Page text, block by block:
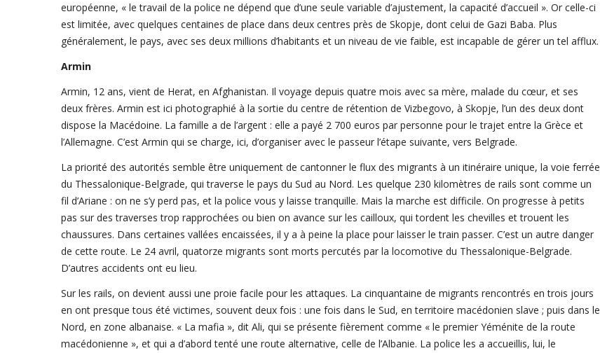
européenne, « le travail de la police ne dépend que d’une seule variable d’ajustement, la capacité d’accueil ». Or celle-ci
est limitée, avec quelques centaines de place dans deux centres près de Skopje, dont celui de Gazi Baba. Plus
généralement, le pays, avec ses deux millions d’habitants et un niveau de vie faible, est incapable de gérer un tel afflux.
Armin
Armin, 12 ans, vient de Herat, en Afghanistan. Il voyage depuis quatre mois avec sa mère, malade du cœur, et ses
deux frères. Armin est ici photographié à la sortie du centre de rétention de Vizbegovo, à Skopje, l’un des deux dont
dispose la Macédoine. La famille a de l’argent : elle a payé 2 700 euros par personne pour le trajet entre la Grèce et
l’Allemagne. C’est Armin qui se charge, ici, d’organiser avec le passeur l’étape suivante, vers Belgrade.
La priorité des autorités semble être uniquement de cantonner le flux des migrants à un itinéraire unique, la voie ferrée
du Thessalonique-Belgrade, qui traverse le pays du Sud au Nord. Les quelque 230 kilomètres de rails sont comme un
fil d’Ariane : on ne s’y perd pas, et la police vous y laisse tranquille. Mais la marche est difficile. On progresse à petits
pas sur des traverses trop rapprochées ou bien on avance sur les cailloux, qui tordent les chevilles et trouent les
chaussures. Dans certaines vallées encaissées, il y a à peine la place pour laisser le train passer. C’est un autre danger
de cette route. Le 24 avril, quatorze migrants sont morts percutés par la locomotive du Thessalonique-Belgrade.
D’autres accidents ont eu lieu.
Sur les rails, on devient aussi une proie facile pour les attaques. La cinquantaine de migrants rencontrés en trois jours
en ont presque tous été victimes, souvent deux fois : une fois dans le Sud, en territoire macédonien slave ; puis dans le
Nord, en zone albanaise. « La mafia », dit Ali, qui se présente fièrement comme « le premier Yéménite de la route
macédonienne », et qui a d’abord tenté une route alternative, celle de l’Albanie. La police les a accueillis, lui, le